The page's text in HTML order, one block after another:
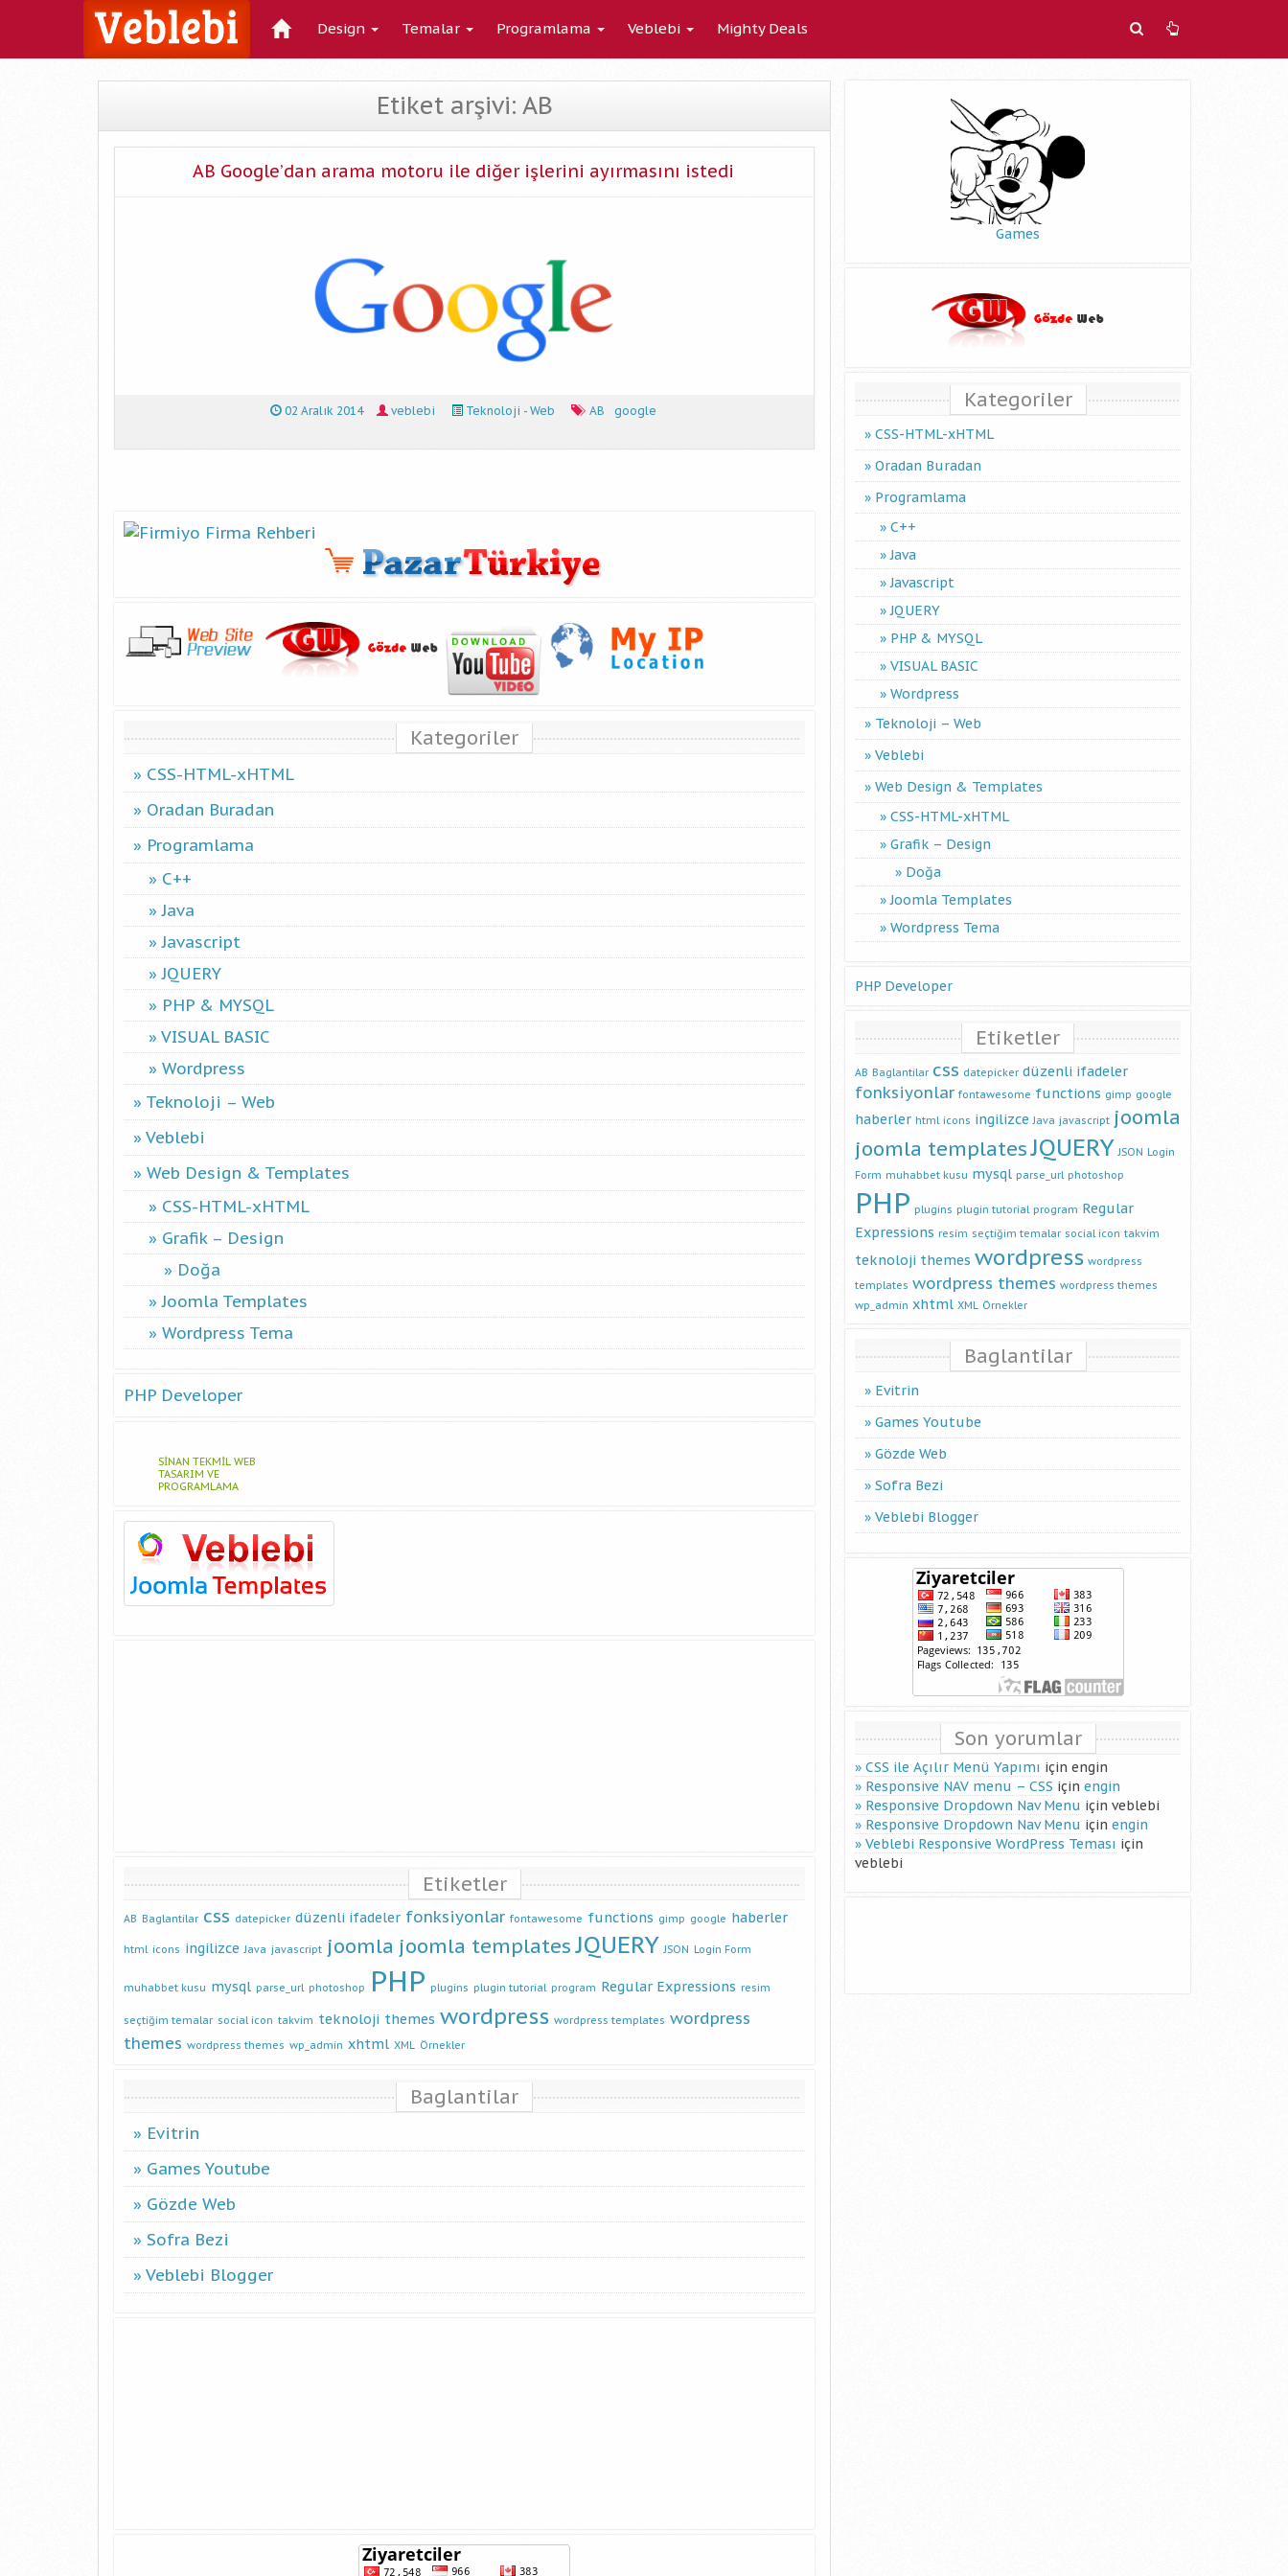
Design Temalar Programlama Veblebi Mighty Deals
Etiket arşivi: AB
AB Google’dan arama motoru ile diğer işlerini ayırmasını istedi
02 Aralık 2014 veblebi Teknoloji - Web AB google
Kategoriler
CSS-HTML-xHTML
Oradan Buradan
Programlama
C++
Java
Javascript
JQUERY
PHP & MYSQL
VISUAL BASIC
Wordpress
Teknoloji – Web
Veblebi
Web Design & Templates
CSS-HTML-xHTML
Grafik – Design
Doğa
Joomla Templates
Wordpress Tema
PHP Developer
SINAN TEKMIL WEB
TASARIM VE
PROGRAMLAMA
Etiketler
AB Baglantilar css datepicker düzenli ifadeler fonksiyonlar fontawesome functions gimp google haberler
html icons ingilizce Java javascript joomla joomla templates JQUERY JSON Login Form
muhabbet kusu mysql parse_url photoshop PHP plugins plugin tutorial program Regular Expressions resim
seçtiğim temalar social icon takvim teknoloji themes wordpress wordpress templates wordpress
themes wordpress themes wp_admin xhtml XML Örnekler
Baglantilar
Evitrin
Games Youtube
Gözde Web
Sofra Bezi
Veblebi Blogger
Games
Kategoriler
CSS-HTML-xHTML
Oradan Buradan
Programlama
C++
Java
Javascript
JQUERY
PHP & MYSQL
VISUAL BASIC
Wordpress
Teknoloji – Web
Veblebi
Web Design & Templates
CSS-HTML-xHTML
Grafik – Design
Doğa
Joomla Templates
Wordpress Tema
PHP Developer
Etiketler
AB Baglantilar css datepicker düzenli ifadeler
fonksiyonlar fontawesome functions gimp google
haberler html icons ingilizce Java javascript joomla
joomla templatesJQUERY JSON Login
Form muhabbet kusu mysql parse_url photoshop
PHP plugins plugin tutorial program Regular
Expressions resim seçtiğim temalar social icon takvim
teknoloji themes wordpress wordpress
templates wordpress themes wordpress themes
wp_admin xhtml XML Örnekler
Baglantilar
Evitrin
Games Youtube
Gözde Web
Sofra Bezi
Veblebi Blogger
Son yorumlar
CSS ile Açılır Menü Yapımı için engin
Responsive NAV menu – CSS için engin
Responsive Dropdown Nav Menu için veblebi
Responsive Dropdown Nav Menu için engin
Veblebi Responsive WordPress Teması için
veblebi